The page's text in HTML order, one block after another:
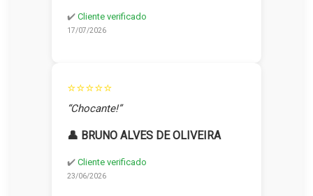
✔️ Cliente verificado
17/07/2026
⭐⭐⭐⭐⭐
“Chocante!”
👤 BRUNO ALVES DE OLIVEIRA
✔️ Cliente verificado
23/06/2026